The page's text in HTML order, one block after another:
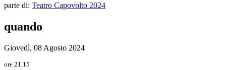
parte di: Teatro Capovolto 2024
quando
Giovedì, 08 Agosto 2024
ore 21.15